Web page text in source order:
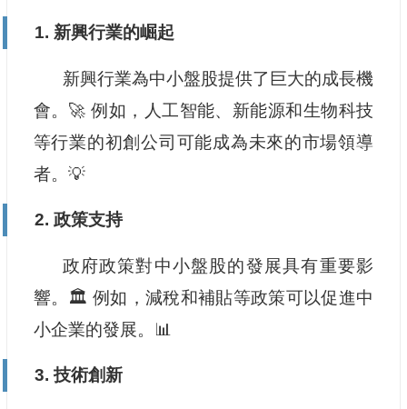
1. 新興行業的崛起
新興行業為中小盤股提供了巨大的成長機
會。🚀 例如，人工智能、新能源和生物科技
等行業的初創公司可能成為未來的市場領導
者。💡
2. 政策支持
政府政策對中小盤股的發展具有重要影
響。🏛️ 例如，減稅和補貼等政策可以促進中
小企業的發展。📊
3. 技術創新